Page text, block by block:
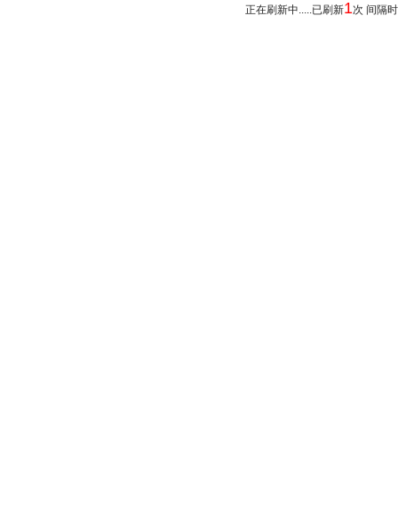
正在刷新中.....已刷新1次 间隔